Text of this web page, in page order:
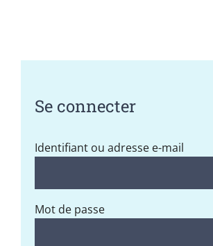
Se connecter
Identifiant ou adresse e-mail
Mot de passe